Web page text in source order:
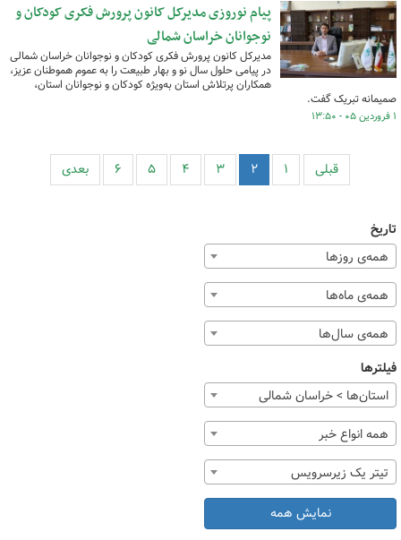
پیام نوروزی مدیرکل کانون پرورش فکری کودکان و
نوجوانان خراسان شمالی
مدیرکل کانون پرورش فکری کودکان و نوجوانان خراسان شمالی
در پیامی حلول سال نو و بهار طبیعت را به عموم هموطنان عزیز،
همکاران پرتلاش استان به‌ویژه کودکان و نوجوانان استان،
صمیمانه تبریک گفت.
۱ فروردین ۰۵ - ۱۳:۵۰
قبلی ۱ ۲ ۳ ۴ ۵ ۶ بعدی
تاریخ
همه‌ی روزها
همه‌ی ماه‌ها
همه‌ی سال‌ها
فیلترها
استان‌ها > خراسان شمالی
همه انواع خبر
تیتر یک زیرسرویس
نمایش همه